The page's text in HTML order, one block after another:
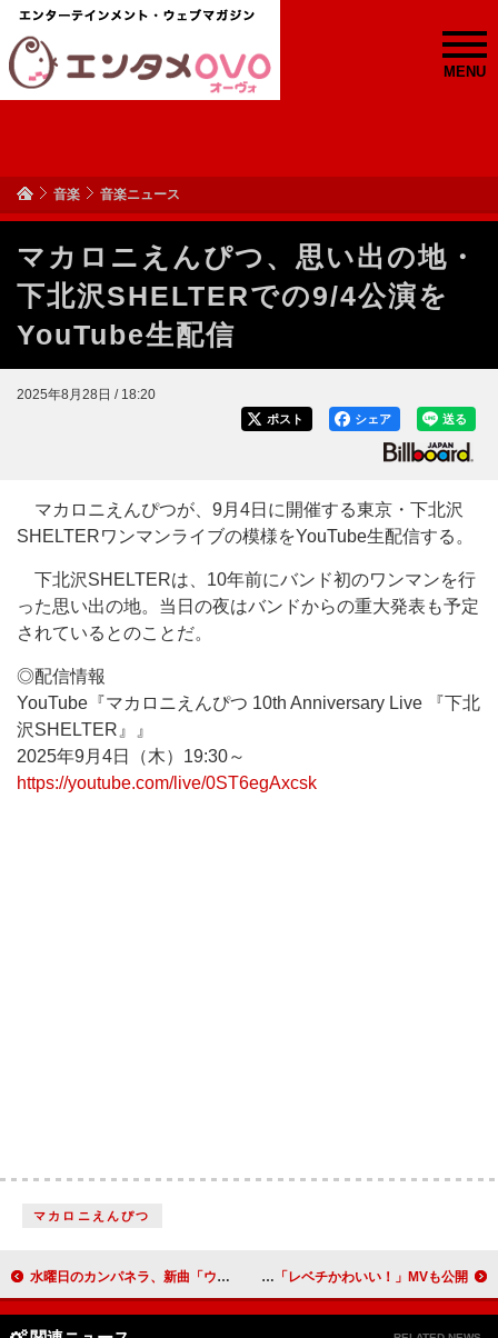
MENU
音楽 音楽ニュース
マカロニえんぴつ、思い出の地・
下北沢SHELTERでの9/4公演を
YouTube生配信
2025年8月28日 / 18:20
送る
シェア
ポスト
マカロニえんぴつが、9月4日に開催する東京・下北沢
SHELTERワンマンライブの模様をYouTube生配信する。
下北沢SHELTERは、10年前にバンド初のワンマンを行
った思い出の地。当日の夜はバンドからの重大発表も予定
されているとのことだ。
◎配信情報
YouTube『マカロニえんぴつ 10th Anniversary Live 『下北
沢SHELTER』』
2025年9月4日（木）19:30～
https://youtube.com/live/0ST6egAxcsk
マカロニえんぴつ
水曜日のカンパネラ、新曲「ウォーアイニー」がTVアニメ『らんま1/2』OPテーマに決定＆新作EPのリリイベ決定 CANDY TUNE、1stアルバム『倍倍FIGHT!』アートワーク＆収録曲を解禁 収録曲「レベチかわいい！」MVも公開